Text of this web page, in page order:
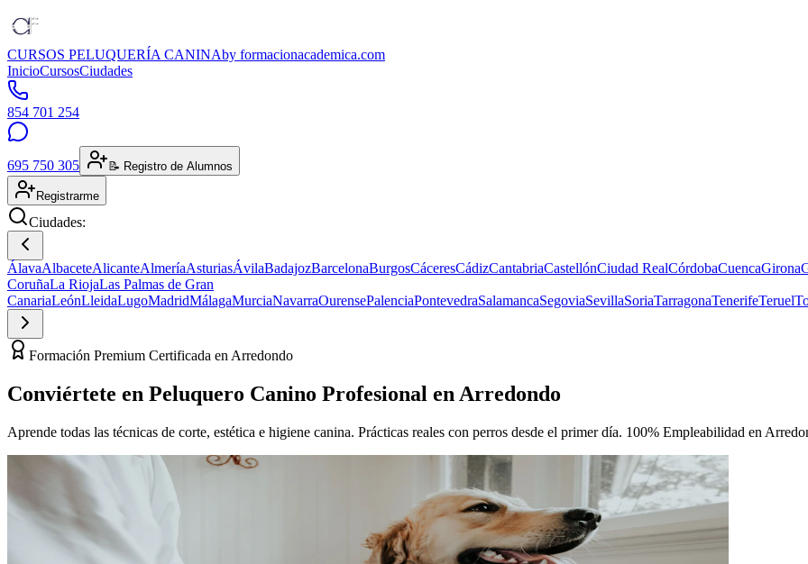
CURSOS PELUQUERÍA CANINAby formacionacademica.com
InicioCursosCiudades
854 701 254
695 750 305 📝 Registro de Alumnos
Registrarme
Ciudades:
ÁlavaAlbaceteAlicanteAlmeríaAsturiasÁvilaBadajozBarcelonaBurgosCáceresCádizCantabriaCastellónCiudad RealCórdobaCuencaGirona
CoruñaLa RiojaLas Palmas de Gran
CanariaLeónLleidaLugoMadridMálagaMurciaNavarraOurensePalenciaPontevedraSalamancaSegoviaSevillaSoriaTarragonaTenerifeTeruel
Formación Premium Certificada en Arredondo
Conviértete en Peluquero Canino Profesional en Arredondo
Aprende todas las técnicas de corte, estética e higiene canina. Prácticas reales con perros desde el primer día. 100% Empleabilidad en